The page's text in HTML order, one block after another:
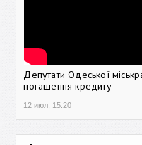
Депутати Одеської
погашення кредиту
12 июл, 15:20